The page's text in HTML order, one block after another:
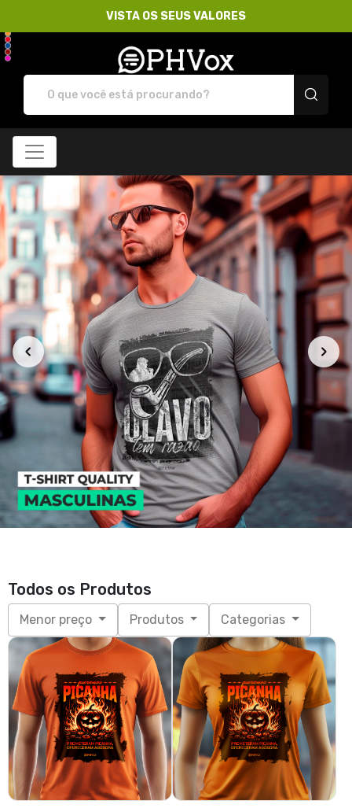
VISTA OS SEUS VALORES
Todos os Produtos
Menor preço Produtos Categorias
Queremos picanha
R$ 99,99 R$ 89,70
3x de R$ 29,90 sem juros
P, M, G, GG, XGG
Queremos picanha (fem)
R$ 99,99 R$ 89,70
3x de R$ 29,90
P, M, G, GG
Taxado
R$ 99,99 R$ 89,70
3x de R$ 29,90 sem juros
P, M, G, GG, XGG
Taxado (fem)
R$ 99,99 R$ 89,70
3x de R$ 29,90 sem juros
P, M, G, GG